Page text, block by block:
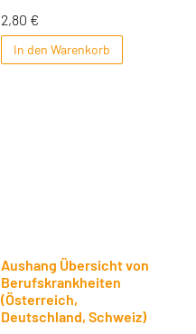
2,80 €
In den Warenkorb
Aushang Übersicht von
Berufskrankheiten
(Österreich,
Deutschland, Schweiz)